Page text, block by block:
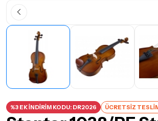
%3 EK İNDİRİM KODU: DR2026 ÜCRETSİZ